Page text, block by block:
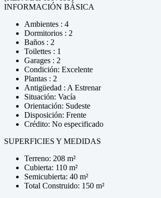
INFORMACIÓN BÁSICA
Ambientes : 4
Dormitorios : 2
Baños : 2
Toilettes : 1
Garages : 2
Condición: Excelente
Plantas : 2
Antigüedad : A Estrenar
Situación: Vacía
Orientación: Sudeste
Disposición: Frente
Crédito: No especificado
SUPERFICIES Y MEDIDAS
Terreno: 208 m²
Cubierta: 110 m²
Semicubierta: 40 m²
Total Construido: 150 m²